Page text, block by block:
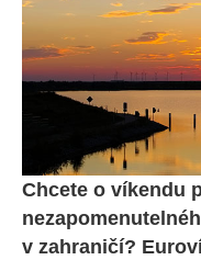
Chcete o víkendu
v zahraničí?